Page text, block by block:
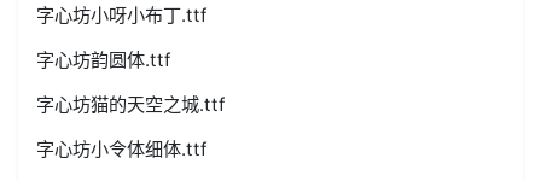
字心坊小呀小布丁.ttf
字心坊韵圆体.ttf
字心坊猫的天空之城.ttf
字心坊小令体细体.ttf